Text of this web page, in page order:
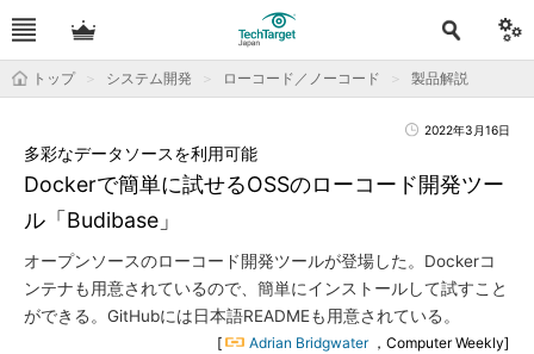
トップ システム開発 ローコード／ノーコード 製品解説
2022年3月16日
Dockerで簡単に試せるOSSのローコード開発ツー
ル「Budibase」
多彩なデータソースを利用可能
オープンソースのローコード開発ツールが登場した。Dockerコ
ンテナも用意されているので、簡単にインストールして試すこと
ができる。GitHubには日本語READMEも用意されている。
[ Adrian Bridgwater ，Computer Weekly]